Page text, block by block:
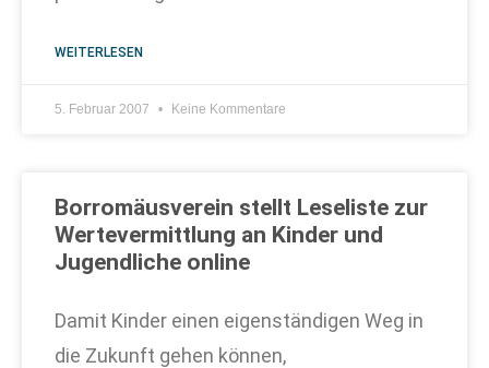
WEITERLESEN
5. Februar 2007 Keine Kommentare
Borromäusverein stellt Leseliste zur
Wertevermittlung an Kinder und
Jugendliche online
Damit Kinder einen eigenständigen Weg in
die Zukunft gehen können,